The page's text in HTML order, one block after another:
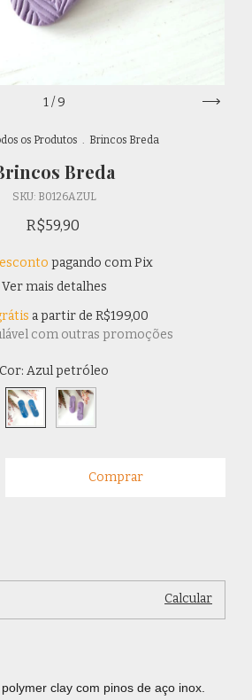
1/9
os Produtos . Brincos Breda
Breda
SKU: B0126AZUL
R$59,90
pagando com Pix
Ver mais detalhes
a partir de R$199,00
com outras promoções
Cor: Azul petróleo
Calcular
clay com pinos de aço inox.